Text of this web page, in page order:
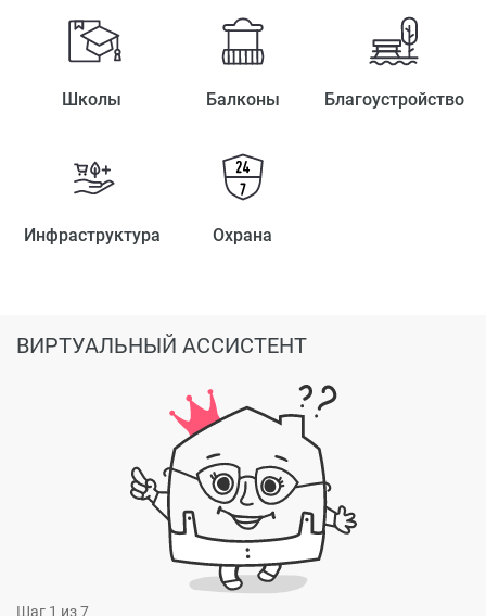
Школы Балконы Благоустройство
Инфраструктура Охрана
Шаг 1 из 7
ВИРТУАЛЬНЫЙ АССИСТЕНТ